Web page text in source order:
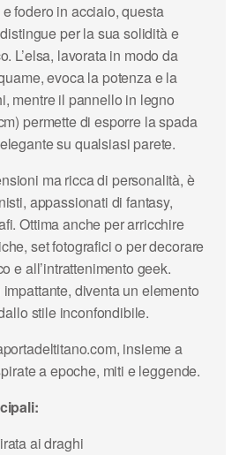
fodero in acciaio, questa
per la sua solidità e
L’elsa, lavorata in modo da
evoca la potenza e la
mentre il pannello in legno
permette di esporre la spada
su qualsiasi parete.
ma ricca di personalità, è
appassionati di fantasy,
Ottima anche per arricchire
set fotografici o per decorare
e all’intrattenimento geek.
diventa un elemento
stile inconfondibile.
insieme a
a epoche, miti e leggende.
ai draghi